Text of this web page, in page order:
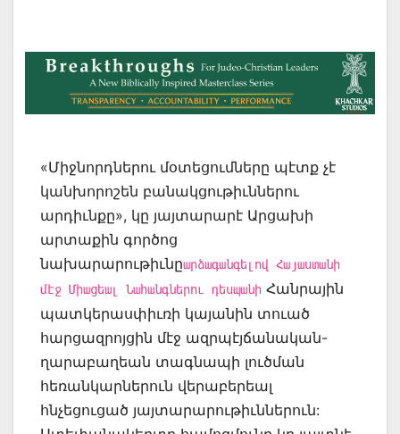
«Միջնորդներու մօտեցումները պէտք չէ
կանխորոշեն բանակցութիւններու
արդիւնքը», կը յայտարարէ Արցախի
արտաքին գործոց
նախարարութիւնըարձագանգելով Հայաստանի
մէջ Միացեալ Նահանգներու դեսպանի Հանրային
պատկերասփիւռի կայանին տուած
հարցազրոյցին մէջ ազրպէյճանական-
ղարաբաղեան տագնապի լուծման
հեռանկարներուն վերաբերեալ
հնչեցուցած յայտարարութիւններուն: